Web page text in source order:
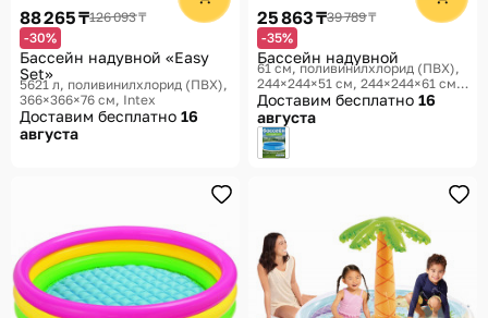
88 265 ₸126 093 ₸
-30%
Бассейн надувной «Easy
Set»
5621 л, поливинилхлорид (ПВХ),
366×366×76 см Intex
Доставим бесплатно 16
августа
25 863 ₸39 789 ₸
-35%
Бассейн надувной
61 см, поливинилхлорид (ПВХ),
244×244×51 см, 244×244×61 см
Intex, Easy Set
Доставим бесплатно 16
августа